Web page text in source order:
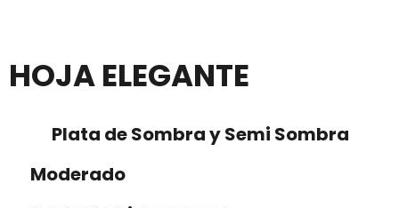
HOJA ELEGANTE
Plata de Sombra y Semi Sombra
Moderado